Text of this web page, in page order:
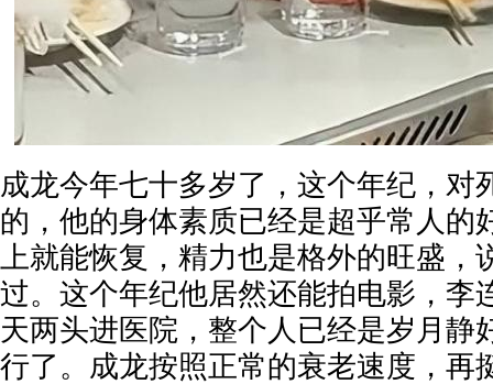
成龙今年七十多岁了，这个年纪，对
的，他的身体素质已经是超乎常人的
上就能恢复，精力也是格外的旺盛，
过。这个年纪他居然还能拍电影，李
天两头进医院，整个人已经是岁月静
行了。成龙按照正常的衰老速度，再